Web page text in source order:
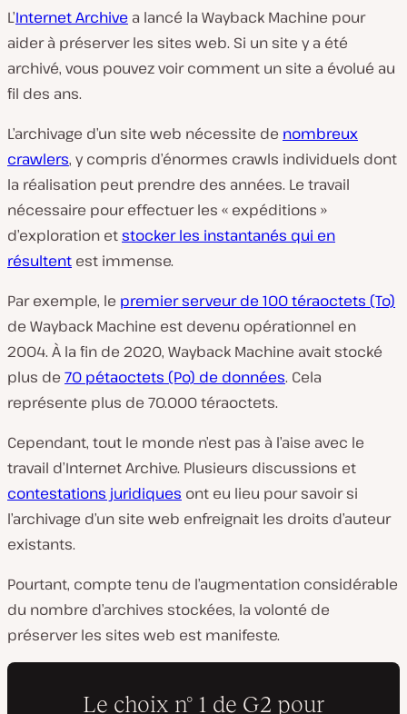
L’Internet Archive a lancé la Wayback Machine pour
aider à préserver les sites web. Si un site y a été
archivé, vous pouvez voir comment un site a évolué au
fil des ans.
L’archivage d’un site web nécessite de nombreux
crawlers, y compris d’énormes crawls individuels dont
la réalisation peut prendre des années. Le travail
nécessaire pour effectuer les « expéditions »
d’exploration etstocker les instantanés qui en
résultent est immense.
Par exemple, le premier serveur de 100 téraoctets (To)
de Wayback Machine est devenu opérationnel en
2004. À la fin de 2020, Wayback Machine avait stocké
plus de 70 pétaoctets (Po) de données. Cela
représente plus de 70.000 téraoctets.
Cependant, tout le monde n’est pas à l’aise avec le
travail d’Internet Archive. Plusieurs discussions et
contestations juridiques ont eu lieu pour savoir si
l’archivage d’un site web enfreignait les droits d’auteur
existants.
Pourtant, compte tenu de l’augmentation considérable
du nombre d’archives stockées, la volonté de
préserver les sites web est manifeste.